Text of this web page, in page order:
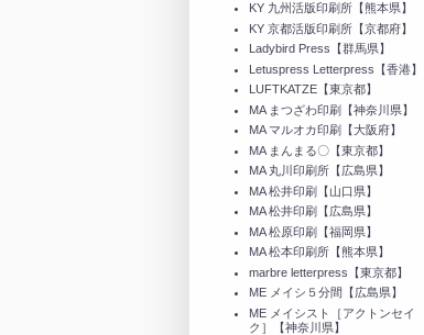
KY 九州活版印刷所【熊本県】
KY 京都活版印刷所【京都府】
Ladybird Press【群馬県】
Letuspress Letterpress【香港】
LUFTKATZE【東京都】
MA まつざわ印刷【神奈川県】
MA マルオカ印刷【大阪府】
MA まんまる〇【東京都】
MA 丸川印刷所【広島県】
MA 松井印刷【山口県】
MA 松井印刷【広島県】
MA 松原印刷【福岡県】
MA 松本印刷所【熊本県】
marbre letterpress【東京都】
ME メイシ５分間【広島県】
ME メイシスト［アクトンセイ
ク］【神奈川県】